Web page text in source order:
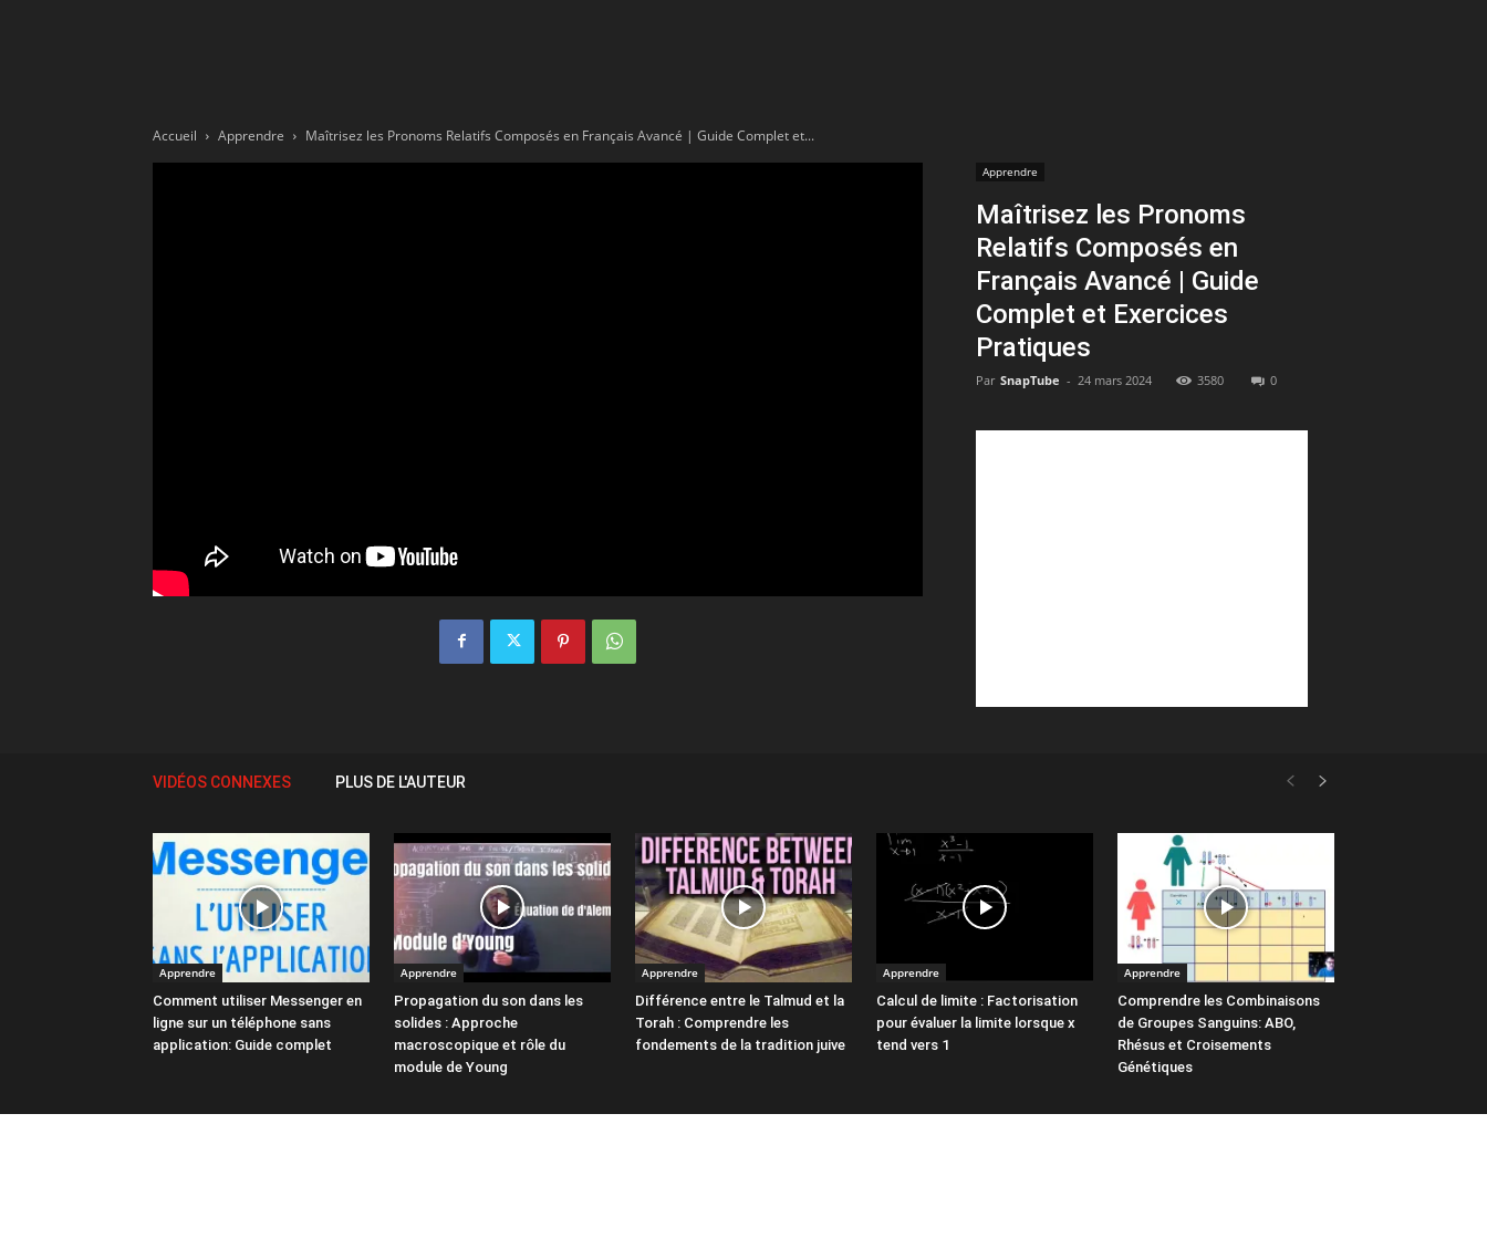
par
Accueil Apprendre Maîtrisez les Pronoms Relatifs Composés en Français Avancé | Guide Complet et...
Apprendre
Maîtrisez les Pronoms
Relatifs Composés en
Français Avancé | Guide
Complet et Exercices
Pratiques
Par SnapTube - 24 mars 2024 3580 0
VIDÉOS CONNEXES PLUS DE L'AUTEUR
Apprendre
Comment utiliser Messenger en
ligne sur un téléphone sans
application: Guide complet
Apprendre
Propagation du son dans les
solides : Approche
macroscopique et rôle du
module de Young
Apprendre
Différence entre le Talmud et la
Torah : Comprendre les
fondements de la tradition juive
Apprendre
Calcul de limite : Factorisation
pour évaluer la limite lorsque x
tend vers 1
Apprendre
Comprendre les Combinaisons
de Groupes Sanguins: ABO,
Rhésus et Croisements
Génétiques